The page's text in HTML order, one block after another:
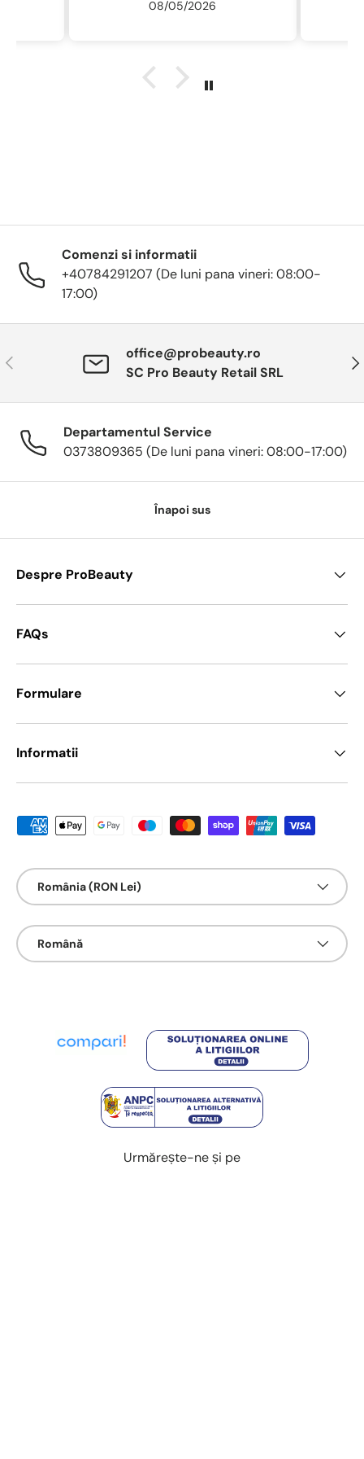
08/05/2026
Comenzi si informatii
+40784291207 (De luni pana vineri: 08:00-
17:00)
Anterior
office@probeauty.ro
SC Pro Beauty Retail SRL
Departamentul Service
0373809365 (De luni pana vineri: 08:00-17:00)
Înapoi sus
Despre ProBeauty
FAQs
Formulare
Informatii
Metode de platā acceptate
Țarǎ/Regiune
România (RON Lei)
Limbā
Română
Urmărește-ne și pe